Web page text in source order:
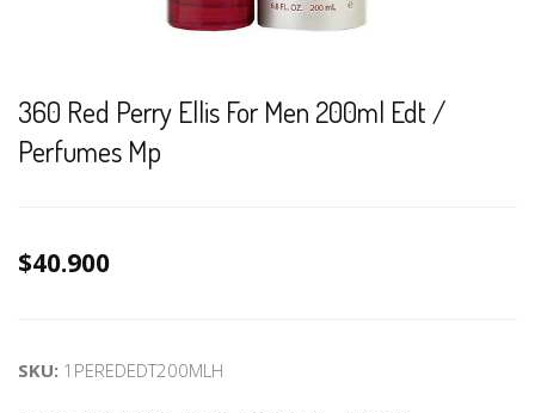
360 Red Perry Ellis For Men 200ml Edt /
Perfumes Mp
$40.900
SKU: 1PEREDEDT200MLH